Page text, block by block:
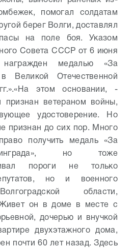
помогал солдатам
берег Волги, доставлял
на поле боя. Указом
Совета СССР от 6 июня
медалью «За
Великой Отечественной
«На этом основании, -
ветераном войны,
удостоверение. Но
признан до сих пор. Много
получить медаль «За
но тоже
пороги не только
но и военного
области,
он в доме в месте с
дочерью и внучкой
двухэтажного дома,
почти 60 лет назад. Здесь